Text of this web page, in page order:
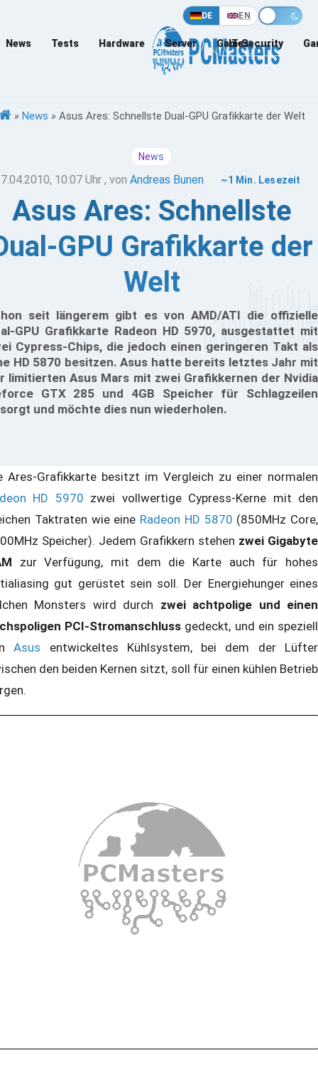
DE EN
News Tests Hardware Server Games
IT-Security
» News » Asus Ares: Schnellste Dual-GPU Grafikkarte der Welt
News
10:07 Uhr , vonAndreas Bunen ~1 Min. Lesezeit
Asus Ares: Schnellste
GPU Grafikkarte der
Welt
seit längerem gibt es von AMD/ATI die offizielle
GPU Grafikkarte Radeon HD 5970, ausgestattet mit
Cypress-Chips, die jedoch einen geringeren Takt als
HD 5870 besitzen. Asus hatte bereits letztes Jahr mit
limitierten Asus Mars mit zwei Grafikkernen der Nvidia
GTX 285 und 4GB Speicher für Schlagzeilen
und möchte dies nun wiederholen.
Ares-Grafikkarte besitzt im Vergleich zu einer normalen
HD 5970 zwei vollwertige Cypress-Kerne mit den
Taktraten wie eine Radeon HD 5870 (850MHz Core,
Speicher). Jedem Grafikkern stehen zwei Gigabyte
zur Verfügung, mit dem die Karte auch für hohes
gut gerüstet sein soll. Der Energiehunger eines
Monsters wird durch zwei achtpolige und einen
PCI-Stromanschluss gedeckt, und ein speziell
Asus entwickeltes Kühlsystem, bei dem der Lüfter
den beiden Kernen sitzt, soll für einen kühlen Betrieb